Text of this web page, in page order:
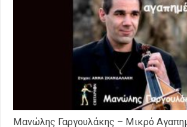
Μανώλης Γαργουλάκης – Μικρό